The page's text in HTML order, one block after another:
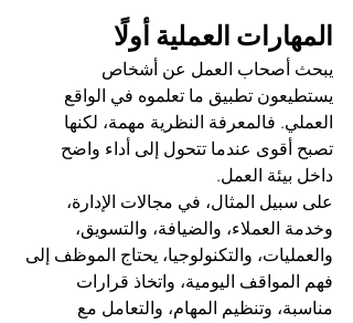
المهارات العملية أولًا
يبحث أصحاب العمل عن أشخاص
يستطيعون تطبيق ما تعلموه في الواقع
العملي. فالمعرفة النظرية مهمة، لكنها
تصبح أقوى عندما تتحول إلى أداء واضح
داخل بيئة العمل.
على سبيل المثال، في مجالات الإدارة،
وخدمة العملاء، والضيافة، والتسويق،
والعمليات، والتكنولوجيا، يحتاج الموظف إلى
فهم المواقف اليومية، واتخاذ قرارات
مناسبة، وتنظيم المهام، والتعامل مع